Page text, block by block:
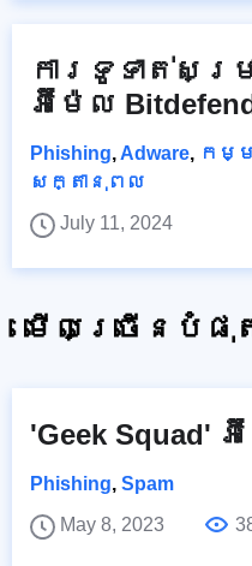
ការទូទាត់សម្
អ៊ីម៉ែល
Phishing, Adware, កម្
សក្តានុពល
July 11, 2024
មើលច្រើនបំផុ
'Geek Squad'
Phishing, Spam
May 8, 2023